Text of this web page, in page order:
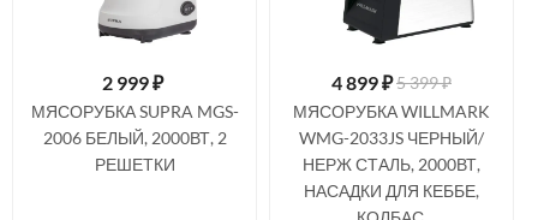
2 999₽
МЯСОРУБКА SUPRA MGS-
2006 БЕЛЫЙ, 2000ВТ, 2
РЕШЕТКИ
4 899₽5 399 ₽
МЯСОРУБКА WILLMARK
WMG-2033JS ЧЕРНЫЙ/
НЕРЖ СТАЛЬ, 2000ВТ,
НАСАДКИ ДЛЯ КЕББЕ,